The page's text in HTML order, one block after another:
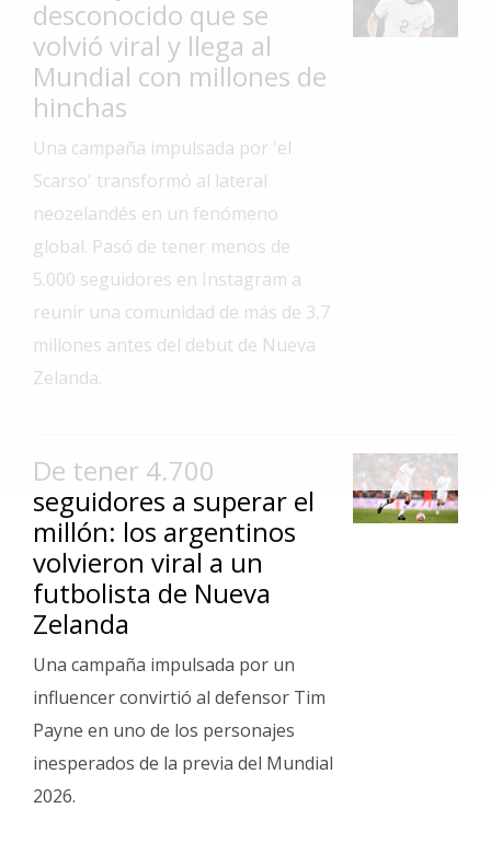
Interés
General
La
Ciudad
Deportes
y
Espectáculos
Policiales
Fotos
Clasificados
Fúnebres
desconocido que se
volvió viral y llega al
Mundial con millones de
hinchas
Una campaña impulsada por 'el
Scarso' transformó al lateral
neozelandés en un fenómeno
global. Pasó de tener menos de
5.000 seguidores en Instagram a
reunir una comunidad de más de 3,7
millones antes del debut de Nueva
Zelanda.
De tener 4.700
seguidores a superar el
millón: los argentinos
volvieron viral a un
futbolista de Nueva
Zelanda
Una campaña impulsada por un
influencer convirtió al defensor Tim
Payne en uno de los personajes
inesperados de la previa del Mundial
2026.